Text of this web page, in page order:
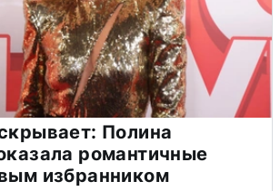
Полина
романтичные
избранником